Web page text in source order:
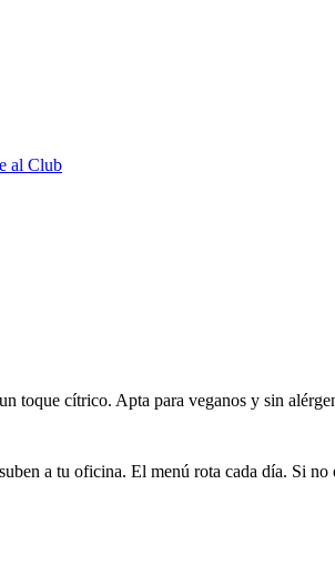
al Club
cítrico. Apta para veganos y sin
a tu oficina. El menú rota cada día. Si no